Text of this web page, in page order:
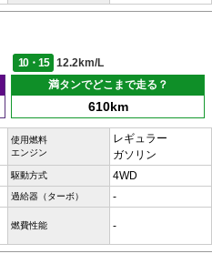
10・15
12.2km/L
満タンでどこまで走る？
610km
使用燃料
エンジン
レギュラー
ガソリン
駆動方式 4WD
過給器（ターボ） -
燃費性能 -